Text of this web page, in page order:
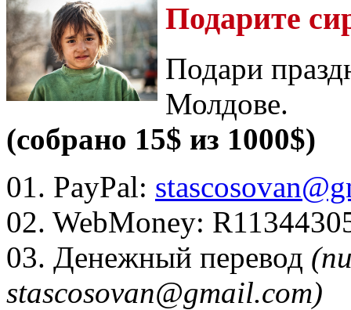
Подарите
Подари
Молдове.
(собрано 15$ из 1000$)
01. PayPal:
02. WebMoney:
03. Денежный перевод
stascosovan@gmail.com)